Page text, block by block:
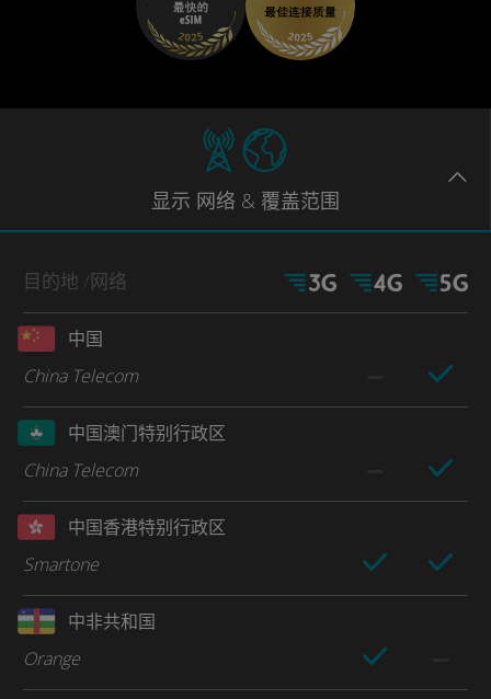
显示 网络 & 覆盖范围
目的地 /网络
中国
China Telecom
中国澳门特别行政区
China Telecom
中国香港特别行政区
Smartone
中非共和国
Orange